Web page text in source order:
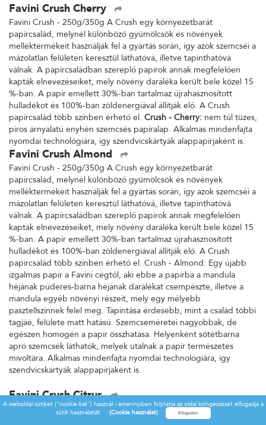
Favini Crush Cherry
Favini Crush - 250g/350g A Crush egy környezetbarát
papírcsalád, melynél különböző gyümölcsök és növények
melléktermékeit használják fel a gyártás során, így azok szemcséi a
mázolatlan felületen keresztül láthatóvá, illetve tapinthatóvá
válnak. A papírcsaládban szereplő papírok annak megfelelően
kapták elnevezéseiket, mely növény daráléka került bele közel 15
%-ban. A papír emellett 30%-ban tartalmaz újrahasznosított
hulladékot és 100%-ban zöldenergiával állítják elő. A Crush
papírcsalád több színben érhető el. Crush - Cherry: nem túl tüzes,
piros árnyalatú enyhén szemcsés papíralap. Alkalmas mindenfajta
nyomdai technológiára, így szendvicskártyák alappapírjaként is.
Favini Crush Almond
Favini Crush - 250g/350g A Crush egy környezetbarát
papírcsalád, melynél különböző gyümölcsök és növények
melléktermékeit használják fel a gyártás során, így azok szemcséi a
mázolatlan felületen keresztül láthatóvá, illetve tapinthatóvá
válnak. A papírcsaládban szereplő papírok annak megfelelően
kapták elnevezéseiket, mely növény daráléka került bele közel 15
%-ban. A papír emellett 30%-ban tartalmaz újrahasznosított
hulladékot és 100%-ban zöldenergiával állítják elő. A Crush
papírcsalád több színben érhető el. Crush - Almond: Egy újabb
izgalmas papír a Favini cégtől, aki ebbe a papírba a mandula
héjának púderes-barna héjának darálékat csempészte, illetve a
mandula egyéb növényi részeit, mely egy mélyebb
pasztellszínnek felel meg. Tapintása érdesebb, mint a család többi
tagjáé, felülete matt hatású. Szemcseméretei nagyobbak, de
egészen homogén a papír összhatása. Helyenként sötétbarna
apró szemcsék láthatók, melyek utalnak a papír természetes
mivoltára. Alkalmas mindenfajta nyomdai technológiára, így
szendvicskártyák alappapírjaként is.
Favini Crush Citrus
Favini Crush - 250g/350g A Crush egy környezetbarát
papírcsalád, melynél különböző gyümölcsök és növények
A weboldal sütiket ("cookie-kat") használ - amennyiben folytatja az oldal böngészését elfogadja a
sütik használatát.
(Cookie használat)